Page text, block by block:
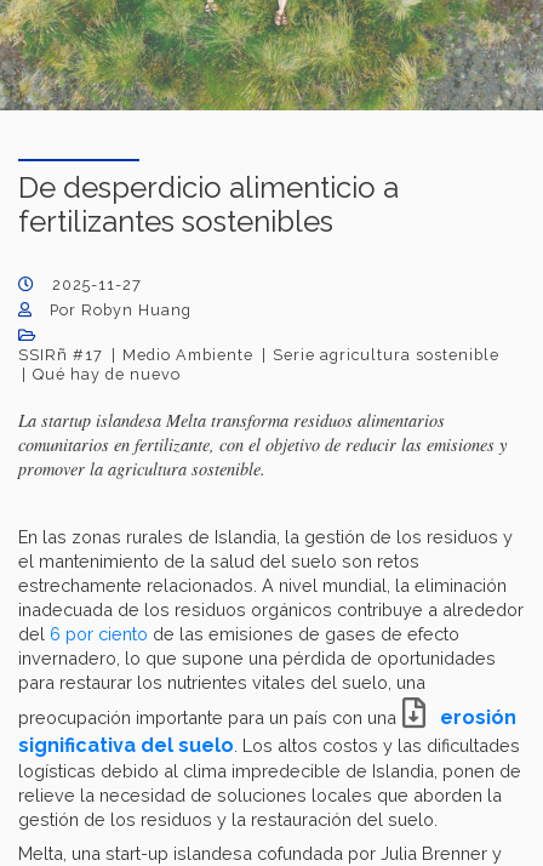
De desperdicio alimenticio a
fertilizantes sostenibles
2025-11-27
Por Robyn Huang
SSIRñ #17 Medio Ambiente
Serie agricultura sostenible
Qué hay de nuevo
La startup islandesa Melta transforma residuos alimentarios
comunitarios en fertilizante, con el objetivo de reducir las emisiones y
promover la agricultura sostenible.
En las zonas rurales de Islandia, la gestión de los residuos y
el mantenimiento de la salud del suelo son retos
estrechamente relacionados. A nivel mundial, la eliminación
inadecuada de los residuos orgánicos contribuye a alrededor
del 6 por ciento de las emisiones de gases de efecto
invernadero, lo que supone una pérdida de oportunidades
para restaurar los nutrientes vitales del suelo, una
preocupación importante para un país con una
erosión
significativa del suelo . Los altos costos y las dificultades
logísticas debido al clima impredecible de Islandia, ponen de
relieve la necesidad de soluciones locales que aborden la
gestión de los residuos y la restauración del suelo.
Melta, una start-up islandesa cofundada por Julia Brenner y